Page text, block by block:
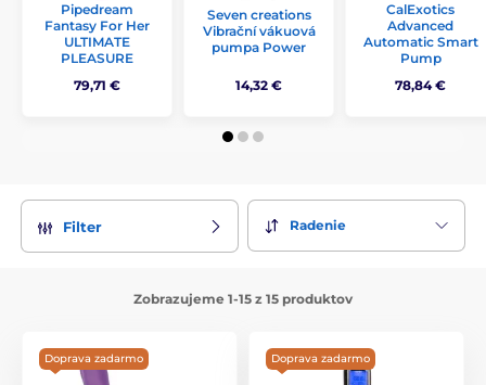
Pipedream
Fantasy For Her
ULTIMATE
PLEASURE
79,71 €
Seven creations
Vibrační vákuová
pumpa Power
14,32 €
CalExotics
Advanced
Automatic Smart
Pump
78,84 €
Filter Radenie
Zobrazujeme 1-15 z 15 produktov
Doprava zadarmo Doprava zadarmo